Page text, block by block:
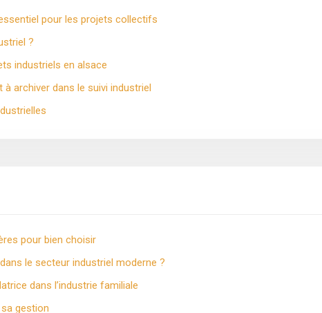
pour les projets collectifs
?
industriels en alsace
archiver dans le suivi industriel
pour bien choisir
le secteur industriel moderne ?
dans l’industrie familiale
gestion